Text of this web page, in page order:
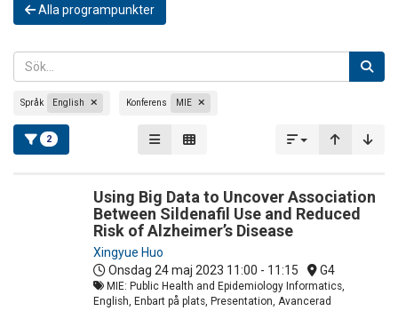
Alla programpunkter
Språk English Konferens MIE
2
Using Big Data to Uncover Association
Between Sildenafil Use and Reduced
Risk of Alzheimer’s Disease
Xingyue Huo
Onsdag 24 maj 2023 11:00 - 11:15 G4
MIE: Public Health and Epidemiology Informatics,
English, Enbart på plats, Presentation, Avancerad